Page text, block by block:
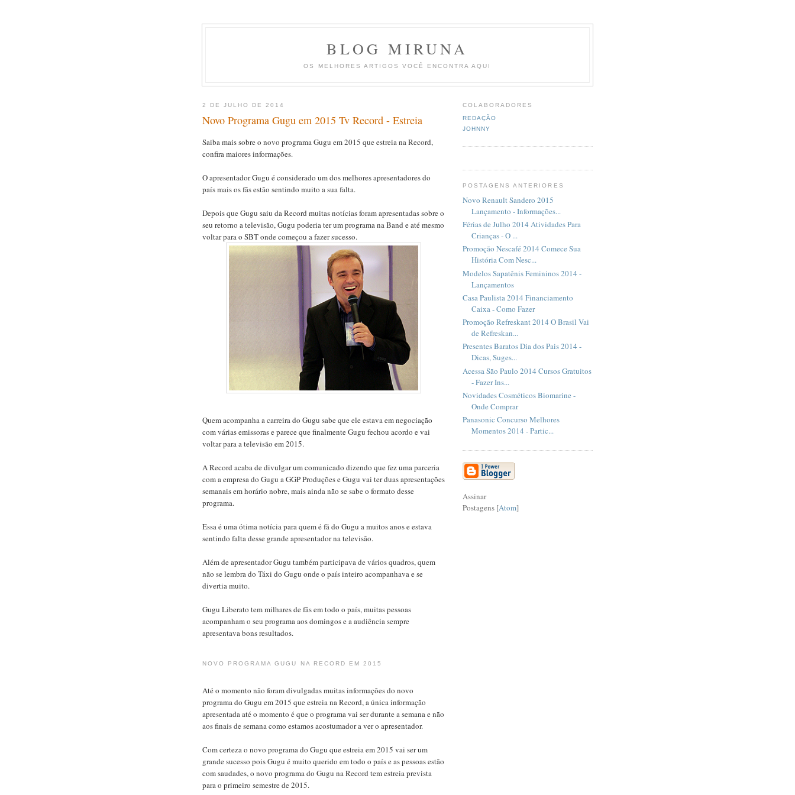
BLOG MIRUNA
OS MELHORES ARTIGOS VOCÊ ENCONTRA AQUI
2 DE JULHO DE 2014
Novo Programa Gugu em 2015 Tv Record - Estreia
Saiba mais sobre o novo programa Gugu em 2015 que estreia na Record,
confira maiores informações.
O apresentador Gugu é considerado um dos melhores apresentadores do
país mais os fãs estão sentindo muito a sua falta.
Depois que Gugu saiu da Record muitas notícias foram apresentadas sobre o
seu retorno a televisão, Gugu poderia ter um programa na Band e até mesmo
voltar para o SBT onde começou a fazer sucesso.
Quem acompanha a carreira do Gugu sabe que ele estava em negociação
com várias emissoras e parece que finalmente Gugu fechou acordo e vai
voltar para a televisão em 2015.
A Record acaba de divulgar um comunicado dizendo que fez uma parceria
com a empresa do Gugu a GGP Produções e Gugu vai ter duas apresentações
semanais em horário nobre, mais ainda não se sabe o formato desse
programa.
Essa é uma ótima notícia para quem é fã do Gugu a muitos anos e estava
sentindo falta desse grande apresentador na televisão.
Além de apresentador Gugu também participava de vários quadros, quem
não se lembra do Táxi do Gugu onde o país inteiro acompanhava e se
divertia muito.
Gugu Liberato tem milhares de fãs em todo o país, muitas pessoas
acompanham o seu programa aos domingos e a audiência sempre
apresentava bons resultados.
NOVO PROGRAMA GUGU NA RECORD EM 2015
Até o momento não foram divulgadas muitas informações do novo
programa do Gugu em 2015 que estreia na Record, a única informação
apresentada até o momento é que o programa vai ser durante a semana e não
aos finais de semana como estamos acostumador a ver o apresentador.
Com certeza o novo programa do Gugu que estreia em 2015 vai ser um
grande sucesso pois Gugu é muito querido em todo o país e as pessoas estão
com saudades, o novo programa do Gugu na Record tem estreia prevista
para o primeiro semestre de 2015.
COLABORADORES
REDAÇÃO
JOHNNY
POSTAGENS ANTERIORES
Novo Renault Sandero 2015
Lançamento - Informações...
Férias de Julho 2014 Atividades Para
Crianças - O ...
Promoção Nescafé 2014 Comece Sua
História Com Nesc...
Modelos Sapatênis Femininos 2014 -
Lançamentos
Casa Paulista 2014 Financiamento
Caixa - Como Fazer
Promoção Refreskant 2014 O Brasil Vai
de Refreskan...
Presentes Baratos Dia dos Pais 2014 -
Dicas, Suges...
Acessa São Paulo 2014 Cursos Gratuitos
- Fazer Ins...
Novidades Cosméticos Biomarine -
Onde Comprar
Panasonic Concurso Melhores
Momentos 2014 - Partic...
Assinar
Postagens [Atom]